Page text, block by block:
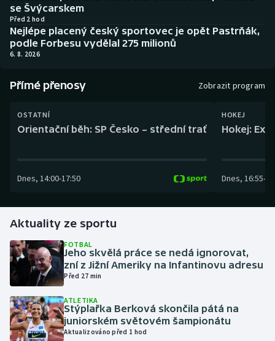
Biatlon
Boby a skeleton
Box
Curling
Golf
Gymnastika
Házená
Jezdectví
Aplikace ČT sport
AZ kvíz
se Švýcarskem
Před 2 hod
Nejlépe placený český sportovec je opět Pastrňák,
podle Forbesu vydělal 275 milionů
6. 8. 2026
Přímé přenosy Zobrazit program
OSTATNÍ
Orientační běh: SP Česko – střední trať
Dnes, 14:00-17:50
HOKEJ
Hokej:
Dnes, 16:55-
Aktuality ze sportu
FOTBAL
Jeho skvělá práce se nedá ignorovat,
zní z Jižní Ameriky na Infantinovu adresu
Před 27 min
ATLETIKA
Stýplařka Berková skončila pátá na
juniorském světovém šampionátu
Aktualizováno před 1 hod